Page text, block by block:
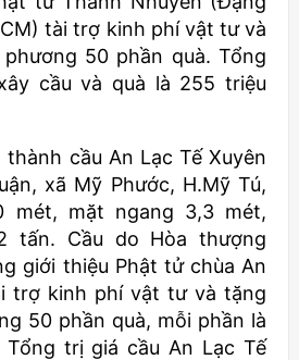
tài trợ kinh phí vật tư và
50 phần quà. Tổng
cầu và quà là 255 triệu
cầu An Lạc Tế Xuyên
xã Mỹ Phước, H.Mỹ Tú,
mét, mặt ngang 3,3 mét,
tấn. Cầu do Hòa thượng
giới thiệu Phật tử chùa An
trợ kinh phí vật tư và tặng
50 phần quà, mỗi phần là
trị giá cầu An Lạc Tế